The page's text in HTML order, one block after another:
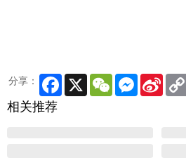
分享： Facebook
X WeChat Sina
相关推荐